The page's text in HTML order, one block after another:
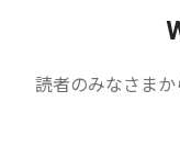
読者のみなさま